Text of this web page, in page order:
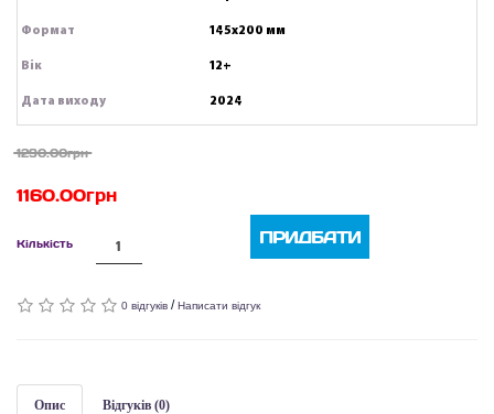
Формат 145х200 мм
Вік 12+
Дата виходу 2024
1290.00грн
1160.00грн
Кількість ПРИДБАТИ
0 відгуків /Написати відгук
Опис Відгуків (0)